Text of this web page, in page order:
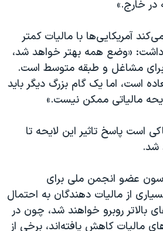
در خارج.»
آمریکایی‌ها با مالیات کمتر
«وضع همه بهتر خواهد شد،
برای مشاغل و طبقه متوسط است.
است، اما یک گام بزرگ دیگر باید
مالیاتی ممکن نیست.»
است پاسخ تاثیر این لایحه تا
شد.
عضو انجمن ملی برای
از مالیات دهندگان به احتمال
بالاتر روبرو خواهند شد، چون در
مالیات کاهش یافته‌اند، برخی از